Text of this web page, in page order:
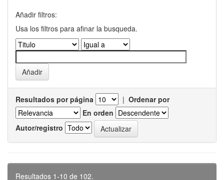
Añadir filtros:
Usa los filtros para afinar la busqueda.
Resultados por página | Ordenar por
En orden
Autor/registro
Resultados 1-10 de 102.